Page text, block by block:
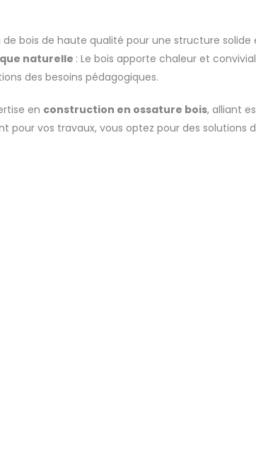
de bois de haute qualité pour une structure
naturelle : Le bois apporte chaleur et
des besoins pédagogiques.
en construction en ossature bois, alliant
pour vos travaux, vous optez pour des solutions